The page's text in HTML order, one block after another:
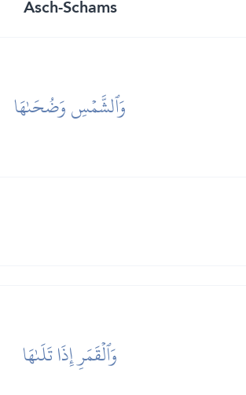
Asch-Schams
وَٱلشَّمۡسِ وَضُحَىٰهَا
وَٱلۡقَمَرِ إِذَا تَلَىٰهَا